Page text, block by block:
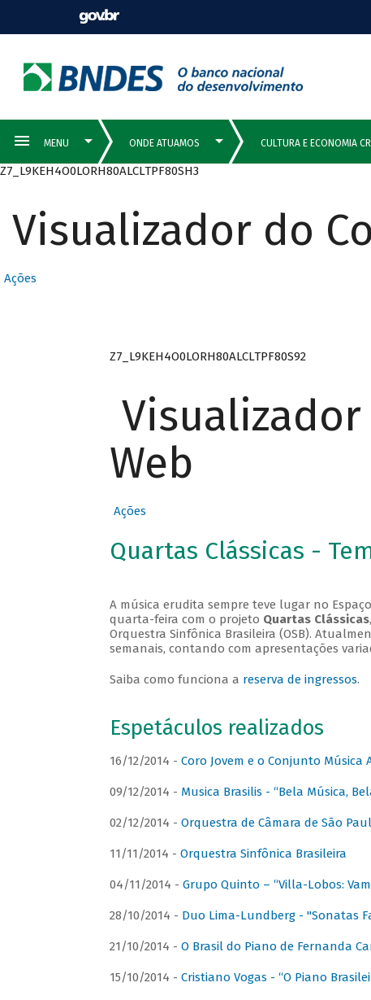
Z7_L9KEH4O0LORH80ALCLTPF80SH3
Visualizador do
Ações
Z7_L9KEH4O0LORH80ALCLTPF80S92
Web
Ações
Quartas Clássicas -
A música erudita sempre teve lugar no
quarta-feira com o projeto Quartas Clássicas
Orquestra Sinfônica Brasileira (OSB).
semanais, contando com apresentações
Saiba como funciona a reserva de ingressos.
Espetáculos realizados
16/12/2014 - Coro Jovem e o Conjunto Música
09/12/2014 - Musica Brasilis - “Bela Música,
02/12/2014 - Orquestra de Câmara de São
11/11/2014 - Orquestra Sinfônica Brasileira
04/11/2014 - Grupo Quinto – “Villa-Lobos:
28/10/2014 - Duo Lima-Lundberg - "Sonatas
21/10/2014 - O Brasil do Piano de Fernanda
15/10/2014 - Cristiano Vogas - “O Piano